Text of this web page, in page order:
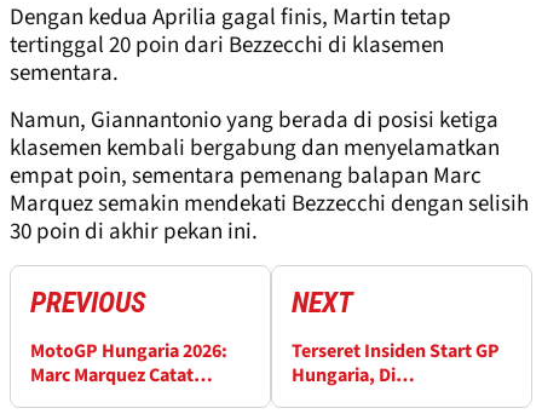
Dengan kedua Aprilia gagal finis, Martin tetap
tertinggal 20 poin dari Bezzecchi di klasemen
sementara.
Namun, Giannantonio yang berada di posisi ketiga
klasemen kembali bergabung dan menyelamatkan
empat poin, sementara pemenang balapan Marc
Marquez semakin mendekati Bezzecchi dengan selisih
30 poin di akhir pekan ini.
PREVIOUS
MotoGP Hungaria 2026:
Marc Marquez Catat
NEXT
Terseret Insiden Start GP
Hungaria, Di